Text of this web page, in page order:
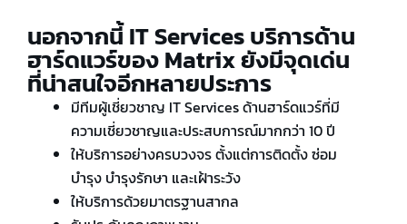
นอกจากนี้ IT Services บริการด้าน
ฮาร์ดแวร์ของ Matrix ยังมีจุดเด่น
ที่น่าสนใจอีกหลายประการ
มีทีมผู้เชี่ยวชาญ IT Services ด้านฮาร์ดแวร์ที่มี
ความเชี่ยวชาญและประสบการณ์มากกว่า 10 ปี
ให้บริการอย่างครบวงจร ตั้งแต่การติดตั้ง ซ่อม
บำรุง บำรุงรักษา และเฝ้าระวัง
ให้บริการด้วยมาตรฐานสากล